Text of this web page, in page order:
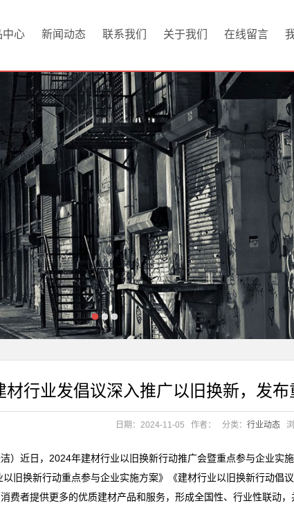
中心 新闻动态 联系我们 关于我们 在线留言
材行业发倡议深入推广以旧换新，发
日期：2024-11-05 作者： 分类： 行业动态
）近日，2024年建材行业以旧换新行动推广会暨重点参与企业实
以旧换新行动重点参与企业实施方案》《建材行业以旧换新行动倡
费者提供更多的优质建材产品和服务，形成全国性、行业性联动，